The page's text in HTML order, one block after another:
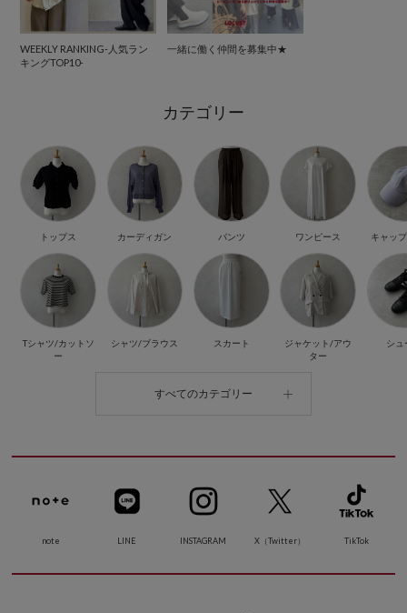
WEEKLY RANKING-人気ラン
キングTOP10-
一緒に働く仲間を募集中★
カテゴリー
トップス
Tシャツ/カットソ
ー
カーディガン
シャツ/ブラウス
パンツ
スカート
ワンピース
ジャケット/アウ
ター
キャッ
シュ
すべてのカテゴリー
note LINE INSTAGRAM X（Twitter） TikTok